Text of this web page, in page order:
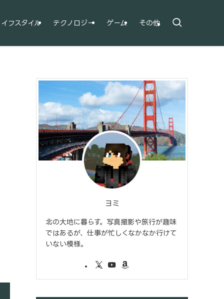
フスタイル テクノロジー ゲーム その他
ヨミ
北の大地に暮らす。写真撮影や旅行が趣味
ではあるが、仕事が忙しくなかなか行けて
いない模様。